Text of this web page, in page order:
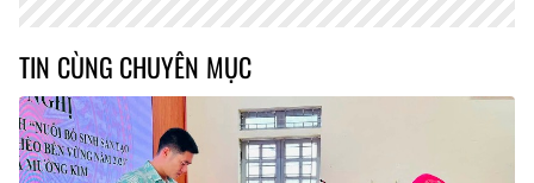
TIN CÙNG CHUYÊN MỤC